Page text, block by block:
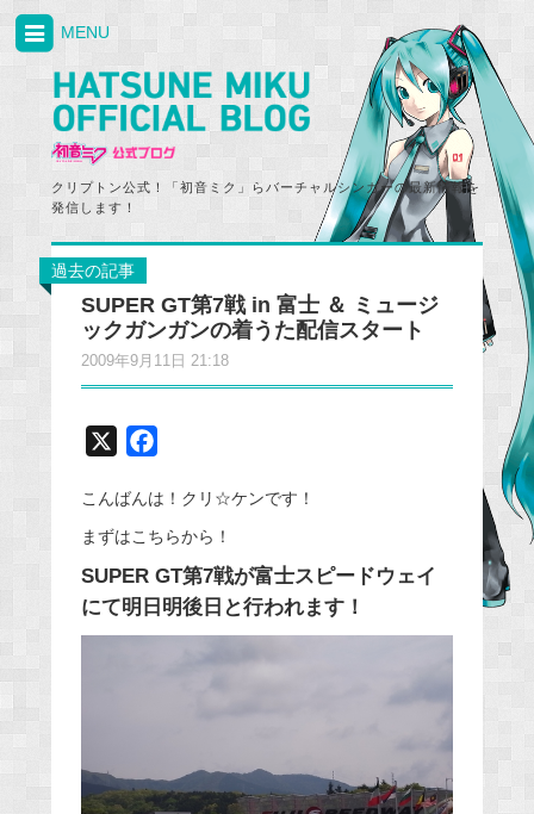
クリプトン公式！「初音ミク」らバーチャルシンガーの最新情報を
発信します！
MENU
過去の記事
SUPER GT第7戦 in 富士 ＆ ミュージ
ックガンガンの着うた配信スタート
2009年9月11日 21:18
c
e
b
o
こんばんは！クリ☆ケンです！
まずはこちらから！
SUPER GT第7戦が富士スピードウェイ
にて明日明後日と行われます！